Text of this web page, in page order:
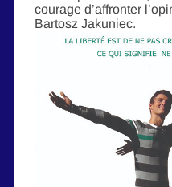
courage d’affronter
Bartosz Jakuniec.